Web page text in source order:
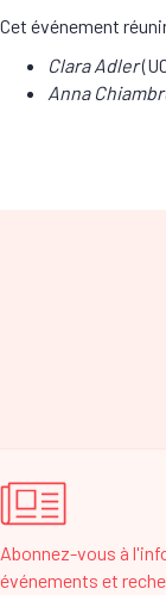
Cet événement
Clara Adler
Anna
Abonnez-vous à
événements et